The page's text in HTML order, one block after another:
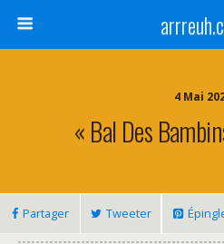
4 Mai
« Bal Des
Partager Tweeter